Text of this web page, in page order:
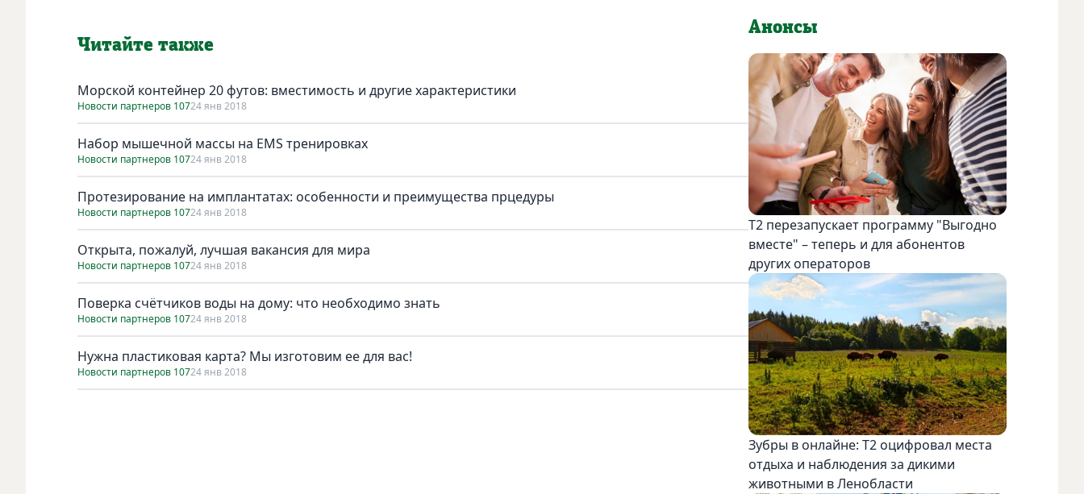
Читайте также
Морской контейнер 20 футов: вместимость и другие характеристики
Новости партнеров 10724 янв 2018
Набор мышечной массы на EMS тренировках
Новости партнеров 10724 янв 2018
Протезирование на имплантатах: особенности и преимущества прцедуры
Новости партнеров 10724 янв 2018
Открыта, пожалуй, лучшая вакансия для мира
Новости партнеров 10724 янв 2018
Поверка счётчиков воды на дому: что необходимо знать
Новости партнеров 10724 янв 2018
Нужна пластиковая карта? Мы изготовим ее для вас!
Новости партнеров 10724 янв 2018
Анонсы
Т2 перезапускает программу "Выгодно
вместе" – теперь и для абонентов
других операторов
Зубры в онлайне: Т2 оцифровал места
отдыха и наблюдения за дикими
животными в Ленобласти